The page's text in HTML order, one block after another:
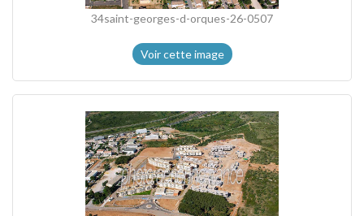
34saint-georges-d-orques-26-0507
Voir cette image